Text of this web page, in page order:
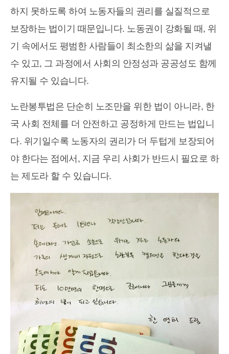
하지 못하도록 하여 노동자들의 권리를 실질적으로
보장하는 법이기 때문입니다. 노동권이 강화될 때, 위
기 속에서도 평범한 사람들이 최소한의 삶을 지켜낼
수 있고, 그 과정에서 사회의 안정성과 공공성도 함께
유지될 수 있습니다.
노란봉투법은 단순히 노조만을 위한 법이 아니라, 한
국 사회 전체를 더 안전하고 공정하게 만드는 법입니
다. 위기일수록 노동자의 권리가 더 두텁게 보장되어
야 한다는 점에서, 지금 우리 사회가 반드시 필요로 하
는 제도라 할 수 있습니다.